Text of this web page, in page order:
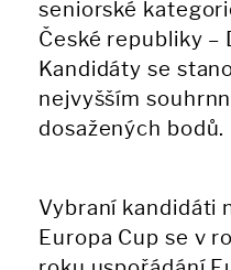
seniorské
České republiky –
Kandidáty se
nejvyšším
dosažených bodů.
Vybraní kandidáti
Europa Cup se v